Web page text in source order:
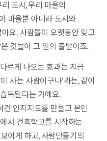
도시, 우리 마을의
마을뿐 아니라 도시와
요. 사람들이 오랫동안 잊고
것들이 그 일의 출발이죠.
르게 나오는 효과는 지금
사는 사람이구나’라는, 같이
득된다는 거예요.
인지지도를 만들고 본인
서 건축학교를 시작하는
이게 하고, 사람만들기의